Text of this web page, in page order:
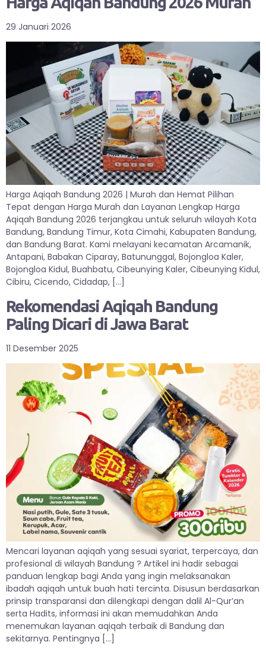
29 Januari 2026
Harga Aqiqah Bandung 2026 | Murah dan Hemat Pilihan
Tepat dengan Harga Murah dan Layanan Lengkap Harga
Aqiqah Bandung 2026 terjangkau untuk seluruh wilayah Kota
Bandung, Bandung Timur, Kota Cimahi, Kabupaten Bandung,
dan Bandung Barat. Kami melayani kecamatan Arcamanik,
Antapani, Babakan Ciparay, Batununggal, Bojongloa Kaler,
Bojongloa Kidul, Buahbatu, Cibeunying Kaler, Cibeunying Kidul,
Cibiru, Cicendo, Cidadap, […]
Rekomendasi Aqiqah Bandung
Paling Dicari di Jawa Barat
11 Desember 2025
Mencari layanan aqiqah yang sesuai syariat, terpercaya, dan
profesional di wilayah Bandung ? Artikel ini hadir sebagai
panduan lengkap bagi Anda yang ingin melaksanakan
ibadah aqiqah untuk buah hati tercinta. Disusun berdasarkan
prinsip transparansi dan dilengkapi dengan dalil Al-Qur’an
serta Hadits, informasi ini akan memudahkan Anda
menemukan layanan aqiqah terbaik di Bandung dan
sekitarnya. Pentingnya […]